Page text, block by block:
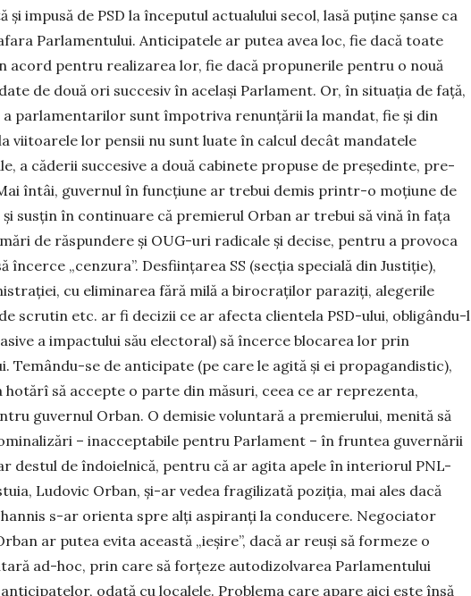
impusă de PSD la începutul ac­tualului secol, lasă puține șanse ca
Parlamentului. Anti­cipatele ar putea avea loc, fie dacă toate
acord pentru realizarea lor, fie dacă propunerile pentru o nouă
de două ori suc­cesiv în același Parlament. Or, în situația de față,
parlamentarilor sunt împotriva renun­țării la mandat, fie și din
viitoa­rele lor pensii nu sunt luate în calcul decât mandatele
a căderii succesive a două ca­bi­nete propuse de președinte, pre­
întâi, guvernul în funcțiune ar trebui demis printr-o moțiune de
susțin în continuare că premierul Orban ar trebui să vină în fața
de răspundere și OUG-uri radicale și decise, pentru a provoca
încerce „cenzura”. Desființarea SS (secția spe­cială din Justiție),
cu eliminarea fără milă a birocraților paraziți, alegerile
scrutin etc. ar fi decizii ce ar afecta clientela PSD-ului, obli­gându-l
a impactului său elec­toral) să încerce blocarea lor prin
Temându-se de anticipate (pe care le agită și ei propagandistic),
hotărî să accepte o parte din măsuri, ceea ce ar re­pre­zenta,
guvernul Orban. O de­misie voluntară a premie­ru­lui, menită să
– inac­cep­tabile pentru Parlament – în frun­tea guvernării
destul de în­doielnică, pentru că ar agita apele în interiorul PNL-
Ludovic Orban, și-ar vedea fra­gi­lizată poziția, mai ales dacă
s-ar orienta spre alți aspiranți la conducere. Negociator
ar putea evita această „ie­șire”, dacă ar reuși să formeze o
ad-hoc, prin care să for­țeze autodizolvarea Parla­men­tului
odată cu loca­le­le. Problema care apare aici este însă